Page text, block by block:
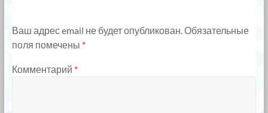
Ваш адрес email не будет опубликован. Обязательные
поля помечены *
Комментарий *